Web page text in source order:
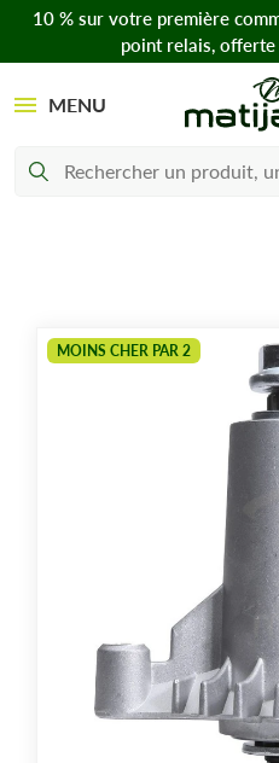
10 % sur votre première
point relais, offerte
MENU
MOINS CHER PAR 2